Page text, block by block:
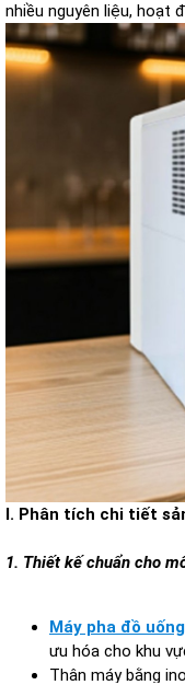
nhiều nguyên liệu, hoạt
I. Phân tích chi tiết
1. Thiết kế chuẩn cho
Máy pha đồ uống
ưu hóa cho khu
Thân máy bằng